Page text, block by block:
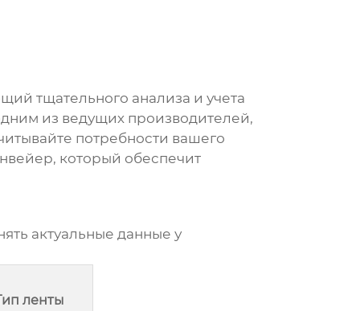
тщательного анализа и учета
из ведущих производителей,
потребности вашего
который обеспечит
актуальные данные у
ленты